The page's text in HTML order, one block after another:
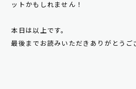
ットかもしれません！
本日は以上です。
最後までお読みいただきありがとうご